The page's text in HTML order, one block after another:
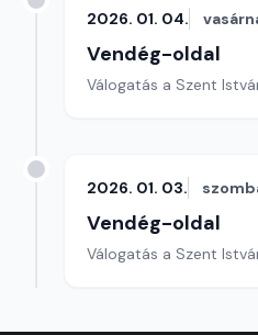
2026. 01. 04.
Vendég-oldal
Válogatás a Szent
2026. 01. 03.
Vendég-oldal
Válogatás a Szent